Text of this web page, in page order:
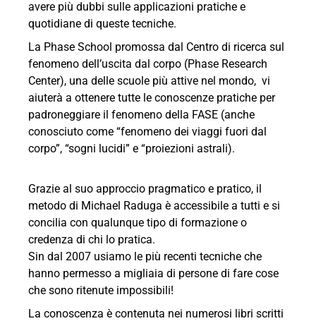
avere più dubbi sulle applicazioni pratiche e
quotidiane di queste tecniche.
La Phase School promossa dal Centro di ricerca sul
fenomeno dell’uscita dal corpo (Phase Research
Center), una delle scuole più attive nel mondo, vi
aiuterà a ottenere tutte le conoscenze pratiche per
padroneggiare il fenomeno della FASE (anche
conosciuto come “fenomeno dei viaggi fuori dal
corpo”, “sogni lucidi” e “proiezioni astrali).
Grazie al suo approccio pragmatico e pratico, il
metodo di Michael Raduga è accessibile a tutti e si
concilia con qualunque tipo di formazione o
credenza di chi lo pratica.
Sin dal 2007 usiamo le più recenti tecniche che
hanno permesso a migliaia di persone di fare cose
che sono ritenute impossibili!
La conoscenza è contenuta nei numerosi libri scritti